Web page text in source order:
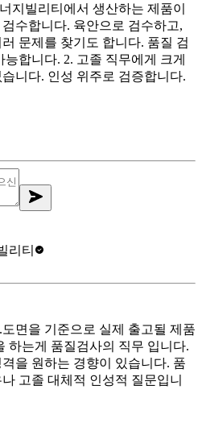
지빌리티에서 생산하는 제품이
수합니다. 육안으로 검수하고,
문제를 찾기도 합니다. 품질 검
합니다. 2. 고졸 직무에게 크게
니다. 인성 위주로 검증합니다.
리티
면을 기준으로 실제 출고될 제품
하는게 품질검사의 직무 입니다.
을 원하는 경향이 있습니다. 품
고졸 대체적 인성적 질문입니